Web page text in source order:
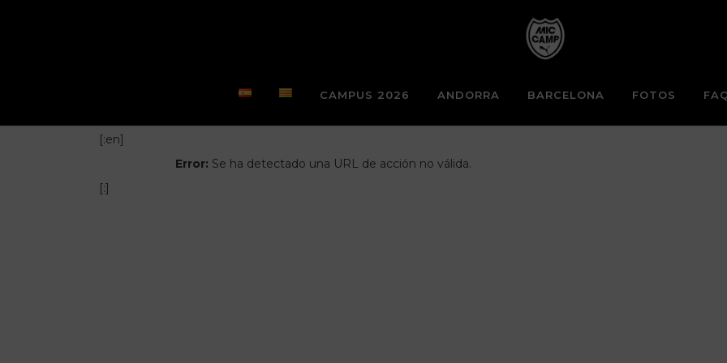
CAMPUS 2026 ANDORRA BARCELONA FOTOS
[:en]
Error: Se ha detectado una URL de acción no válida.
[:]